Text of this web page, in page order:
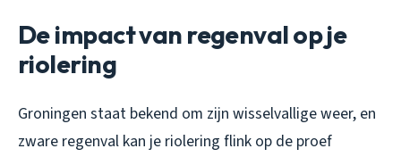
De impact van regenval op je
riolering
Groningen staat bekend om zijn wisselvallige weer, en
zware regenval kan je riolering flink op de proef